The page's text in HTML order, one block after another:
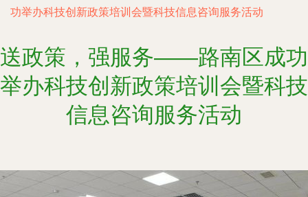
功举办科技创新政策培训会暨科技信息咨询服务活动
送政策，强服务——路南区成功
举办科技创新政策培训会暨科技
信息咨询服务活动